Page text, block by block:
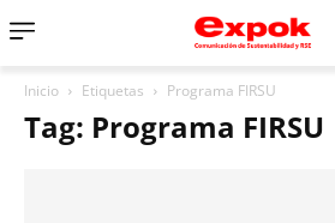
Inicio Etiquetas Programa FIRSU
Tag: Programa FIRSU